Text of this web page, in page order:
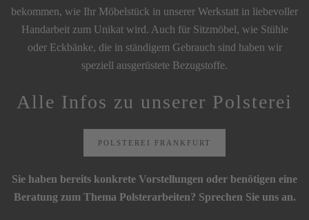
bekommen, wie Ihr Möbelstück in unserer Werkstatt in liebevoller
Handarbeit zum Unikat wird. Auch für Sitzmöbel, wie Stühle
oder Eckbänke, die in ständigem Gebrauch sind haben wir
speziell ausgerüstete Bezugstoffe.
Alle Infos zu unserer Polsterei
POLSTEREI FRANKFURT
Sie haben bereits konkrete Vorstellungen oder benötigen eine
Beratung zum Thema Polsterarbeiten? Sprechen Sie uns an.